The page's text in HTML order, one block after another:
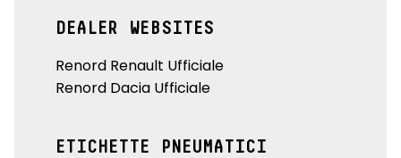
DEALER WEBSITES
Renord Renault Ufficiale
Renord Dacia Ufficiale
ETICHETTE PNEUMATICI